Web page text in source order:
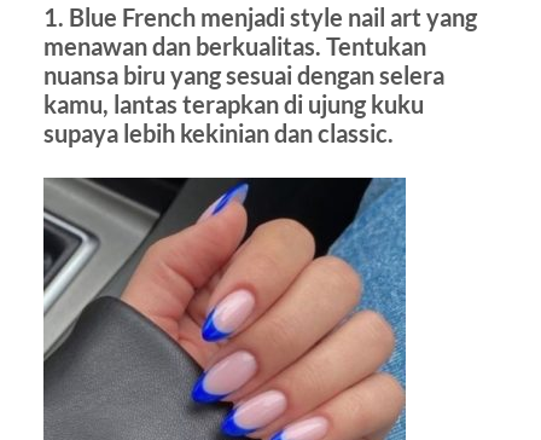
1. Blue French menjadi style nail art yang
menawan dan berkualitas. Tentukan
nuansa biru yang sesuai dengan selera
kamu, lantas terapkan di ujung kuku
supaya lebih kekinian dan classic.